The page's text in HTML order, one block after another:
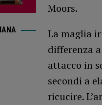
Moors.
La maglia
differenza
attacco in
secondi a
ricucire.